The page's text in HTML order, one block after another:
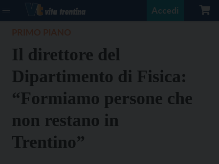
Accedi
Il direttore del
Dipartimento di Fisica:
“Formiamo persone che
non restano in
Trentino”